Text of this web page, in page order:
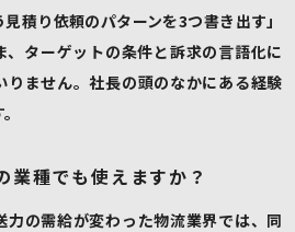
積り依頼のパターンを3つ書き出す」
、ターゲットの条件と訴求の言語化に
りません。社長の頭のなかにある経験
種でも使えますか？
力の需給が変わった物流業界では、同